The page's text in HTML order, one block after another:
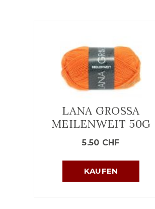
LANA GROSSA
MEILENWEIT 50G
5.50 CHF
KAUFEN